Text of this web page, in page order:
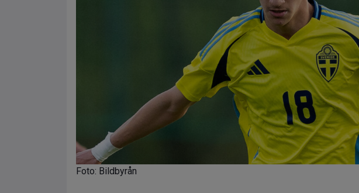
Foto: Bildbyrån